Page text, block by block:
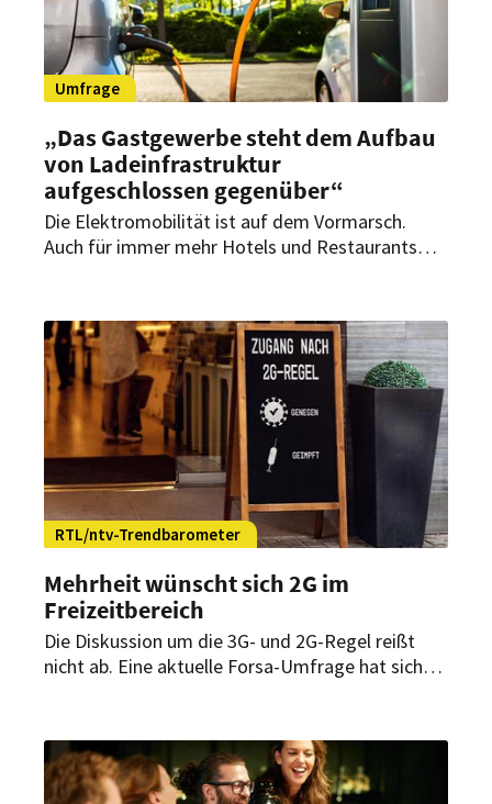
Umfrage
„Das Gastgewerbe steht dem Aufbau
von Ladeinfrastruktur
aufgeschlossen gegenüber“
Die Elektromobilität ist auf dem Vormarsch.
Auch für immer mehr Hotels und Restaurants
anbieten zu können. Das zeigt eine Umfrage des
Deutschen Hotel- und Gaststättenverbands in
Kooperation mit der Nationalen Leitstelle
Ladeinfrastruktur.
RTL/ntv-Trendbarometer
Mehrheit wünscht sich 2G im
Freizeitbereich
Die Diskussion um die 3G- und 2G-Regel reißt
nicht ab. Eine aktuelle Forsa-Umfrage hat sich
liebsten wäre.